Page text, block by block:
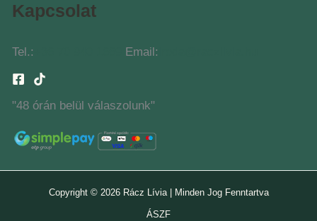
Kapcsolat
Tel.: Email:
"48 órán belül válaszolunk"
Copyright © 2026 Rácz Lívia | Minden Jog Fenntartva
ÁSZF